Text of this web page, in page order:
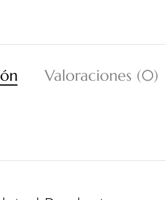
Valoraciones (0)